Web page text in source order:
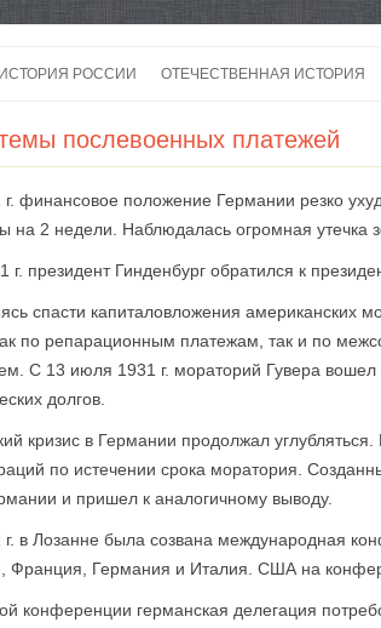
ИСТОРИЯ РОССИИ ОТЕЧЕСТВЕННАЯ ИСТОРИЯ
послевоенных платежей
финансовое положение Германии резко
на 2 недели. Наблюдалась огромная утечка
г. президент Гинденбург обратился к
спасти капиталовложения американских
по репарационным платежам, так и по
С 13 июля 1931 г. мораторий Гувера
долгов.
кризис в Германии продолжал
по истечении срока моратория.
и пришел к аналогичному выводу.
в Лозанне была созвана международная
Фран­ция, Германия и Италия. США на
конференции германская делегация